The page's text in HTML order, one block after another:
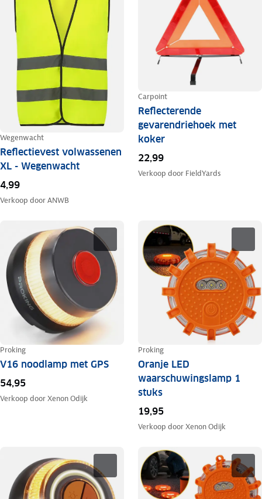
Wegenwacht
Reflectievest volwassenen
XL - Wegenwacht
4,99
Verkoop doorANWB
Carpoint
Reflecterende
gevarendriehoek met
koker
22,99
Verkoop door FieldYards
Proking
V16 noodlamp met GPS
54,95
Verkoop doorXenon Odijk
Proking
Oranje LED
waarschuwingslamp 1
stuks
19,95
Verkoop doorXenon Odijk